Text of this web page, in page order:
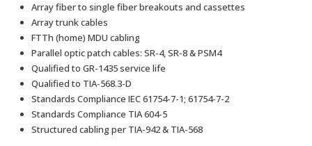
Array fiber to single fiber breakouts and cassettes
Array trunk cables
FTTh (home) MDU cabling
Parallel optic patch cables: SR-4, SR-8 & PSM4
Qualified to GR-1435 service life
Qualified to TIA-568.3-D
Standards Compliance IEC 61754-7-1; 61754-7-2
Standards Compliance TIA 604-5
Structured cabling per TIA-942 & TIA-568